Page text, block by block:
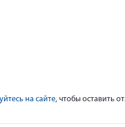
на сайте, чтобы оставить